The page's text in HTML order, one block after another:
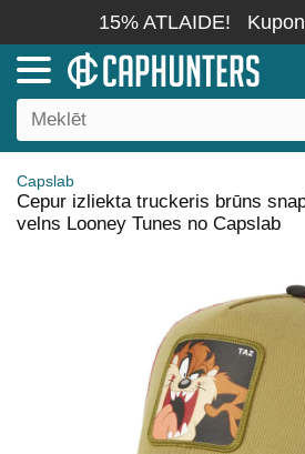
15% ATLAIDE!
Capslab
Cepur izliekta truckeris brūns
velns Looney Tunes no Capslab